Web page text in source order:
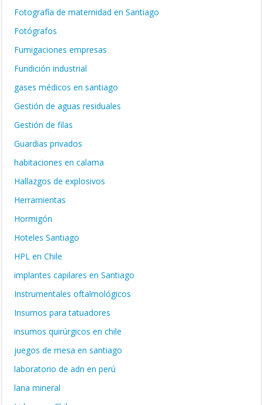
Fotografía de maternidad en Santiago
Fotógrafos
Fumigaciones empresas
Fundición industrial
gases médicos en santiago
Gestión de aguas residuales
Gestión de filas
Guardias privados
habitaciones en calama
Hallazgos de explosivos
Herramientas
Hormigón
Hoteles Santiago
HPL en Chile
implantes capilares en Santiago
Instrumentales oftalmológicos
Insumos para tatuadores
insumos quirúrgicos en chile
juegos de mesa en santiago
laboratorio de adn en perú
lana mineral